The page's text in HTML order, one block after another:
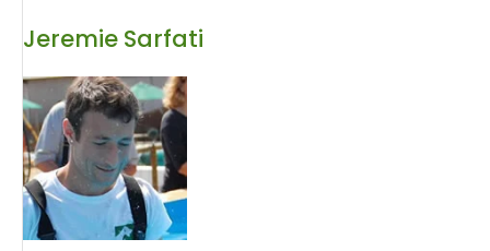
Jeremie Sarfati